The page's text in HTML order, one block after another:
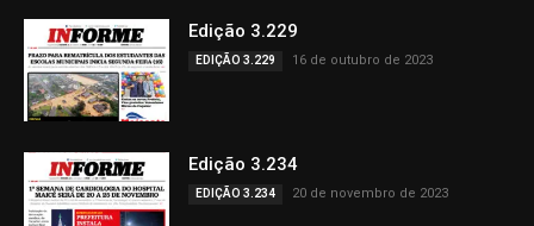
Edição 3.229
EDIÇÃO 3.229 16 de outubro de 2023
Edição 3.234
EDIÇÃO 3.234 20 de novembro de 2023